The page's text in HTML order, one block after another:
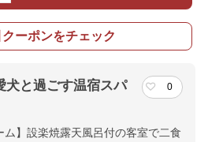
ーポンをチェック
犬と過ごす温宿スパ
0
ム】設楽焼露天風呂付の客室で二食